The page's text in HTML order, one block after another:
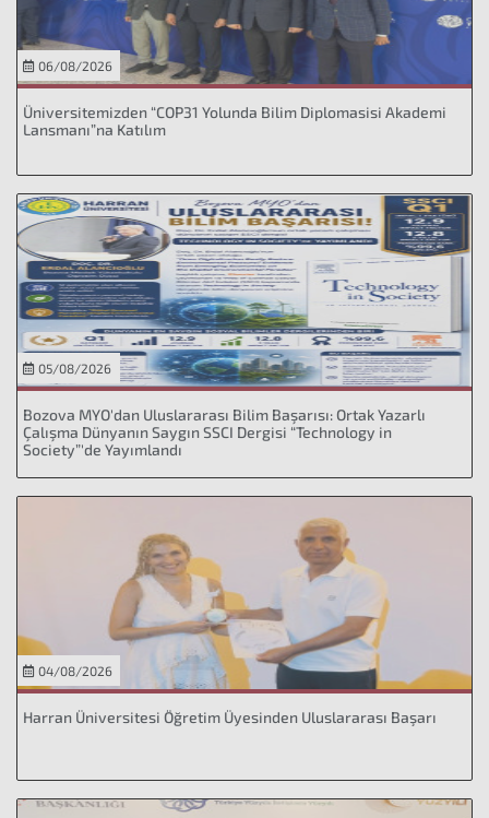
06/08/2026
Üniversitemizden “COP31 Yolunda Bilim Diplomasisi Akademi
Lansmanı”na Katılım
05/08/2026
Bozova MYO'dan Uluslararası Bilim Başarısı: Ortak Yazarlı
Çalışma Dünyanın Saygın SSCI Dergisi “Technology in
Society”'de Yayımlandı
04/08/2026
Harran Üniversitesi Öğretim Üyesinden Uluslararası Başarı